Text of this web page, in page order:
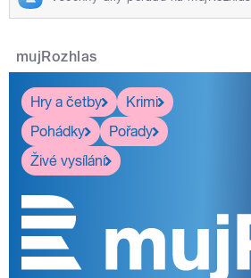
mujRozhlas
Hry a četby
Krimi
Pohádky
Pořady
Živé vysílání